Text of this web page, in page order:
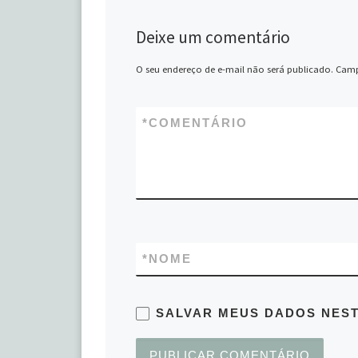
Deixe um comentário
O seu endereço de e-mail não será publicado.
COMENTÁRIO
*
NOME
*
SALVAR MEUS DADOS